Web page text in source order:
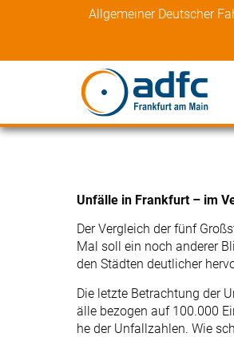
Allgemeiner Deutscher
Unfälle in Frankfurt – im
Der Vergleich der fünf
Mal soll ein noch anderer
den Städten deutlicher
Die letzte Betrachtung der
älle bezogen auf 100.000
he der Unfallzahlen. Wie